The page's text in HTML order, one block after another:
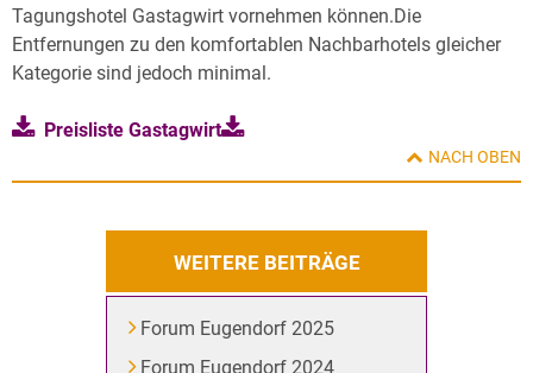
Tagungshotel Gastagwirt vornehmen können.Die
Entfernungen zu den komfortablen Nachbarhotels gleicher
Kategorie sind jedoch minimal.
Preisliste Gastagwirt
NACH OBEN
WEITERE BEITRÄGE
Forum Eugendorf 2025
Forum Eugendorf 2024